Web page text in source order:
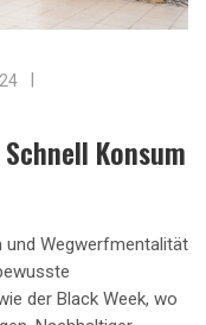
|
Konsum
und Wegwerfmentalität
der Black Week, wo